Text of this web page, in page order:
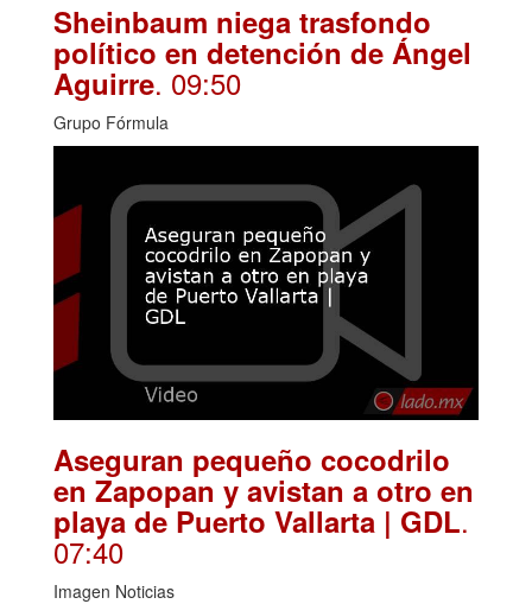
Sheinbaum niega trasfondo
político en detención de Ángel
Aguirre. 09:50
Grupo Fórmula
Aseguran pequeño cocodrilo
en Zapopan y avistan a otro en
playa de Puerto Vallarta | GDL.
07:40
Imagen Noticias